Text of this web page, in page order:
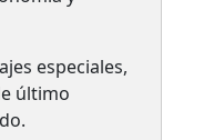
especiales,
último